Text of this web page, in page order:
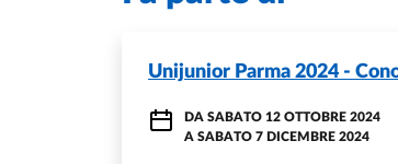
Unijunior Parma 2024 -
DA SABATO 12 OTTOBRE 2024
A SABATO 7 DICEMBRE 2024